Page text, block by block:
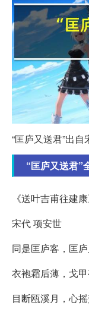
“匡庐又送君”出
“匡庐又送君”
《送叶吉甫往建康
宋代 项安世
同是匡庐客，匡庐
衣袍霜后薄，戈甲
目断瓯溪月，心摇